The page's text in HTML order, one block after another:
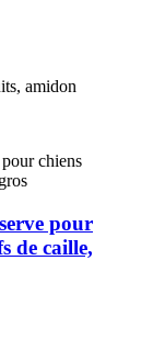
amidon
pour
de caille,